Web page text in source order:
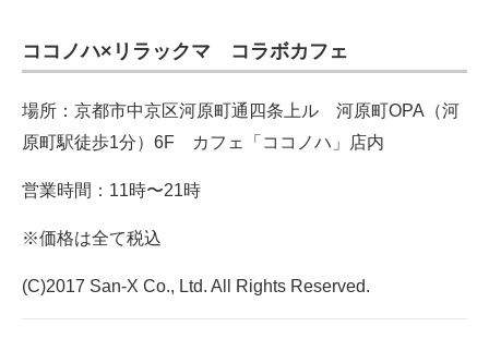
ココノハ×リラックマ コラボカフェ
場所：京都市中京区河原町通四条上ル 河原町OPA（河
原町駅徒歩1分）6F カフェ「ココノハ」店内
営業時間：11時〜21時
※価格は全て税込
(C)2017 San-X Co., Ltd. All Rights Reserved.